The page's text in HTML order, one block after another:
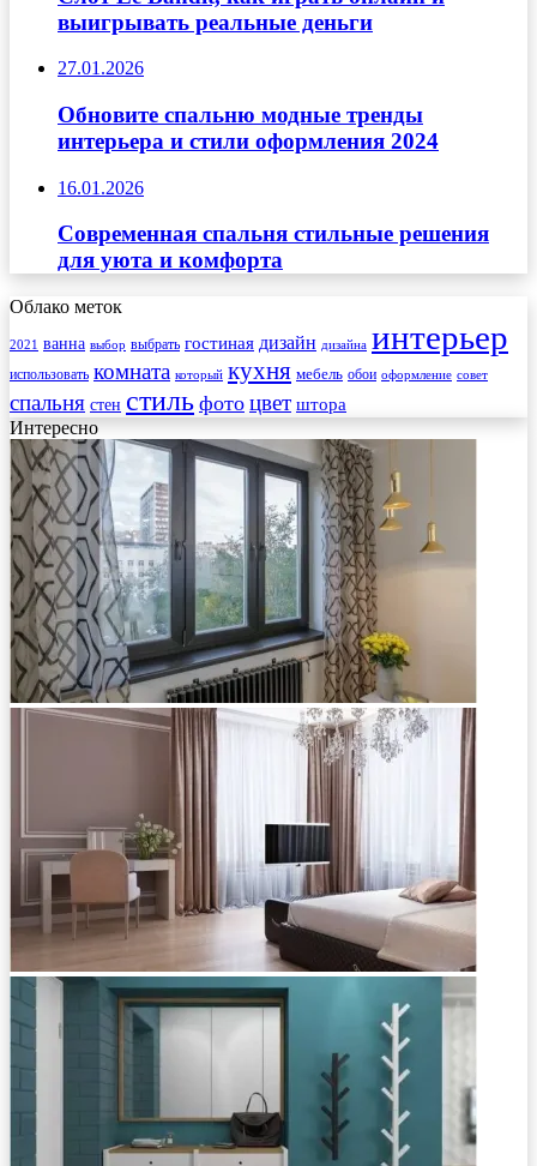
выигрывать реальные деньги
27.01.2026
Обновите спальню модные тренды
интерьера и стили оформления 2024
16.01.2026
Современная спальня стильные решения
для уюта и комфорта
Облако меток
2021 ванна выбор выбрать гостиная дизайн дизайна интерьер
использовать комната который кухня мебель обои оформление совет
спальня стен стиль фото цвет штора
Интересно